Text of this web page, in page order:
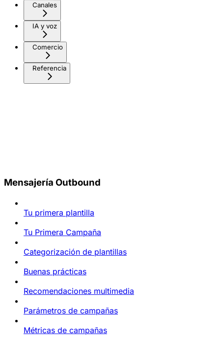
Canales
IA y voz
Comercio
Referencia
Mensajería Outbound
Tu primera plantilla
Tu Primera Campaña
Categorización de plantillas
Buenas prácticas
Recomendaciones multimedia
Parámetros de campañas
Métricas de campañas